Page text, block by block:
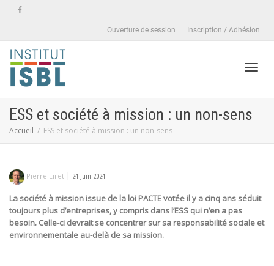
Ouverture de session Inscription / Adhésion
ESS et société à mission : un non-sens
Accueil ESS et société à mission : un non-sens
Pierre Liret | 24 juin 2024
La société à mission issue de la loi PACTE votée il y a cinq ans séduit
toujours plus d’entreprises, y compris dans l’ESS qui n’en a pas
besoin. Celle-ci devrait se concentrer sur sa responsabilité sociale et
environnementale au-delà de sa mission.